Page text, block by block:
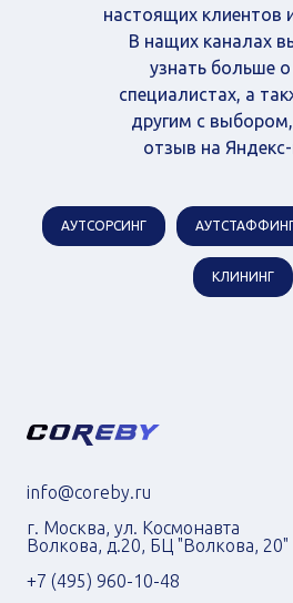
настоящих клиентов
В нащих каналах
узнать больше
специалистах, а
другим с
отзыв на
АУТСОРСИНГ
КЛИНИНГ
info@coreby.ru
г. Москва, ул. Космонавта
Волкова, д.20, БЦ "Волкова, 20"
+7 (495) 960-10-48